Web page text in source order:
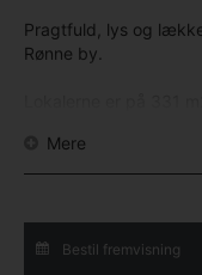
Pragtfuld, lys og
Rønne by.
Indeholder:
Entre.
Kantine med køkken
Herre- og dametoilet
Mere
Bestil fremvisning